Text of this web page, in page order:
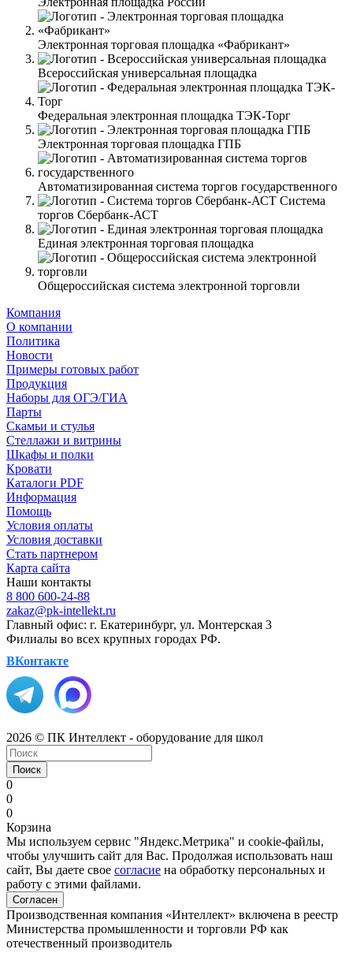
Электронная торговая площадка «Фабрикант»
Всероссийская универсальная площадка
Федеральная электронная площадка ТЭК-Торг
Электронная торговая площадка ГПБ
Автоматизированная система торгов государственного
Система
торгов Сбербанк-АСТ
Единая электронная торговая площадка
Общероссийская система электронной торговли
Компания
О компании
Политика
Новости
Примеры готовых работ
Продукция
Наборы для ОГЭ/ГИА
Парты
Скамьи и стулья
Стеллажи и витрины
Шкафы и полки
Кровати
Каталоги PDF
Информация
Помощь
Условия оплаты
Условия доставки
Стать партнером
Карта сайта
Наши контакты
8 800 600-24-88
zakaz@pk-intellekt.ru
Главный офис: г. Екатеринбург, ул. Монтерская 3
Филиалы во всех крупных городах РФ.
ВКонтакте
2026 © ПК Интеллект - оборудование для школ
Поиск
0
0
0
Корзина
Мы используем сервис "Яндекс.Метрика" и cookie-файлы,
чтобы улучшить сайт для Вас. Продолжая использовать наш
сайт, Вы даете свое согласие на обработку персональных и
работу с этими файлами.
Согласен
Производственная компания «Интеллект» включена в реестр
Министерства промышленности и торговли РФ как
отечественный производитель